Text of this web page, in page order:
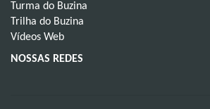
Turma do Buzina
Trilha do Buzina
Vídeos Web
NOSSAS REDES